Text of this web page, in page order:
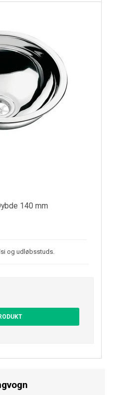
140 mm
og udløbsstuds.